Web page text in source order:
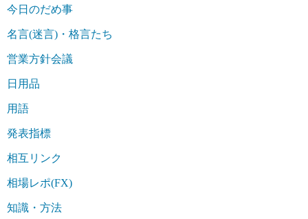
今日のだめ事
名言(迷言)・格言たち
営業方針会議
日用品
用語
発表指標
相互リンク
相場レポ(FX)
知識・方法